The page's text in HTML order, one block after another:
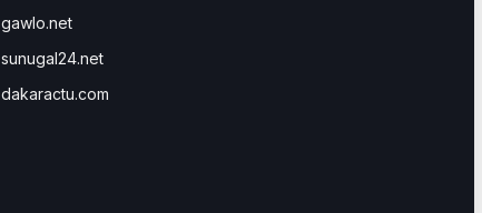
gawlo.net
sunugal24.net
dakaractu.com